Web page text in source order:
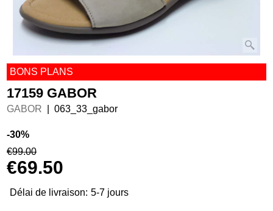
BONS PLANS
17159 GABOR
GABOR 063_33_gabor
-30%
€99.00
€69.50
Délai de livraison: 5-7 jours